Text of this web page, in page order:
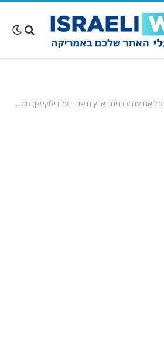
עובדים בארץ חושבים על רילוקיישן; לוס אנג'לס – בעדיפות השנייה